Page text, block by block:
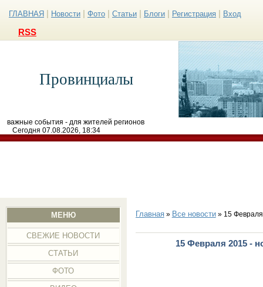
ГЛАВНАЯ Новости Фото Статьи Блоги Регистрация Вход
RSS
Провинциалы
важные события - для жителей регионов
Сегодня 07.08.2026, 18:34
МЕНЮ
СВЕЖИЕ НОВОСТИ
СТАТЬИ
ФОТО
Главная» Все новости» 15
15 Февраля 2015 -